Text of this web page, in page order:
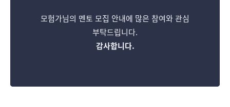
모험가님의 멘토 모집 안내에 많은 참여와 관심
부탁드립니다.
감사합니다.